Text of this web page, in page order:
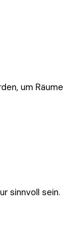
um Räume
sinnvoll sein.